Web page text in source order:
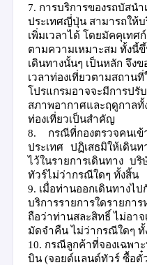
7. การบริการของรถบัสน
ประเทศญี่ปุ่น สามารถให้บ
เพิ่มเวลาได้ โดยมัคคุเทศ
ตามความเหมาะสม ทั้งนี้
เดินทางนั้นๆ เป็นหลัก จึง
เวลาท่องเที่ยวตามสถาน
โปรแกรมอาจจะมีการปรั
สภาพอากาศและฤดูกาล
ท่องเที่ยวเป็นสำคัญ
8.
กรณีที่กองตรวจคนเข้
ประเทศ ปฏิเสธมิให้เดิน
ไว้ในรายการเดินทาง บ
ทัวร์ไม่ว่ากรณีใดๆ ทั้งสิ้น
9. เมื่อท่านออกเดินทางไ
บริการรายการใดรายกา
ถือว่าท่านสละสิทธิ์ ไม่อาจ
มัดจำคืน ไม่ว่ากรณีใดๆ ทั้
10. กรณีลูกค้าที่จองเฉพา
บิน (จอยด์แลนด์ทัวร์ ซื้อตั๋ว